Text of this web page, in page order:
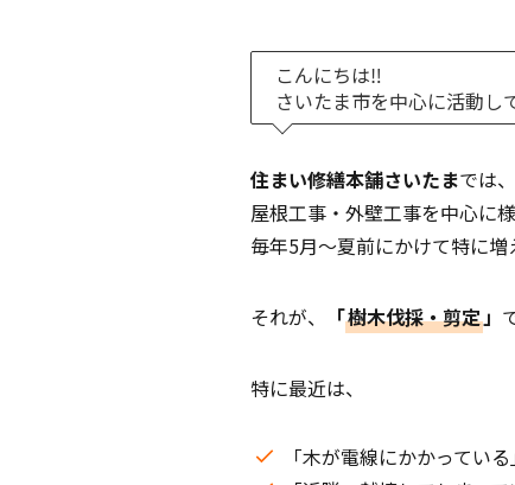
こんにちは‼︎
さいたま市を中心に活動し
住まい修繕本舗さいたまでは、
屋根工事・外壁工事を中心に
毎年5月〜夏前にかけて特に増
それが、 「樹木伐採・剪定」
特に最近は、
「木が電線にかかっている